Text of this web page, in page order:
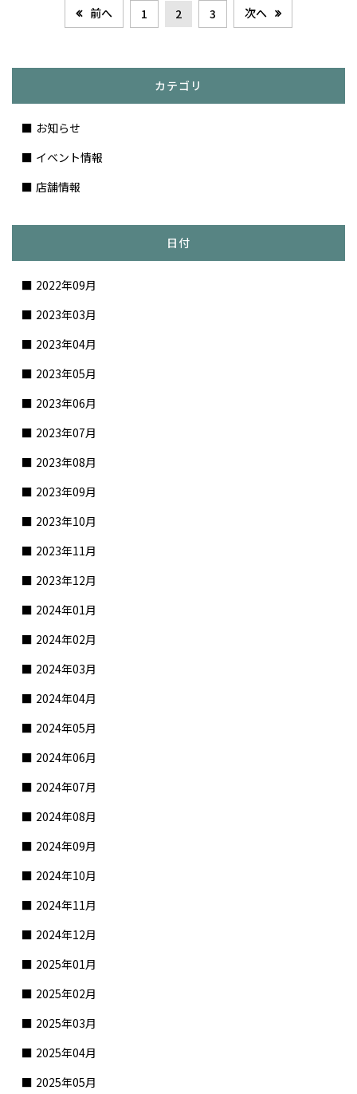
前へ 1 2 3 次へ
カテゴリ
お知らせ
イベント情報
店舗情報
日付
2022年09月
2023年03月
2023年04月
2023年05月
2023年06月
2023年07月
2023年08月
2023年09月
2023年10月
2023年11月
2023年12月
2024年01月
2024年02月
2024年03月
2024年04月
2024年05月
2024年06月
2024年07月
2024年08月
2024年09月
2024年10月
2024年11月
2024年12月
2025年01月
2025年02月
2025年03月
2025年04月
2025年05月